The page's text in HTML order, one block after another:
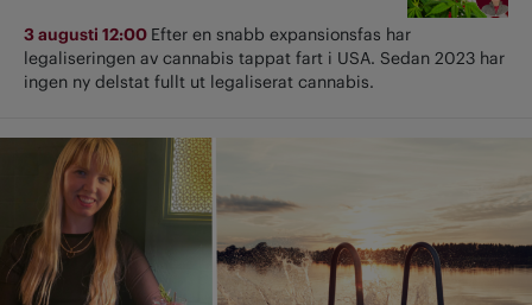
3 augusti 12:00 Efter en snabb expansionsfas har
legaliseringen av cannabis tappat fart i USA. Sedan 2023 har
ingen ny delstat fullt ut ­legaliserat cannabis.